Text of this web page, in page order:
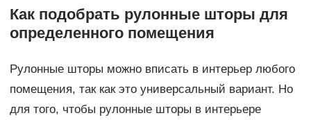
Как подобрать рулонные шторы для
определенного помещения
Рулонные шторы можно вписать в интерьер любого
помещения, так как это универсальный вариант. Но
для того, чтобы рулонные шторы в интерьере